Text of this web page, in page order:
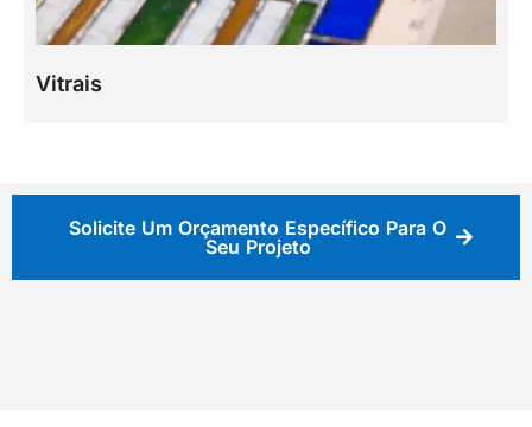
Vitrais
Solicite Um Orçamento Específico Para O
Seu Projeto